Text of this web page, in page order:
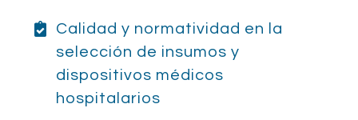
Calidad y normatividad en la
selección de insumos y
dispositivos médicos
hospitalarios